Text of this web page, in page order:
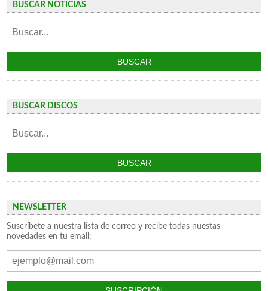
BUSCAR NOTICIAS
BUSCAR DISCOS
NEWSLETTER
Suscríbete a nuestra lista de correo y recibe todas nuestas
novedades en tu email: